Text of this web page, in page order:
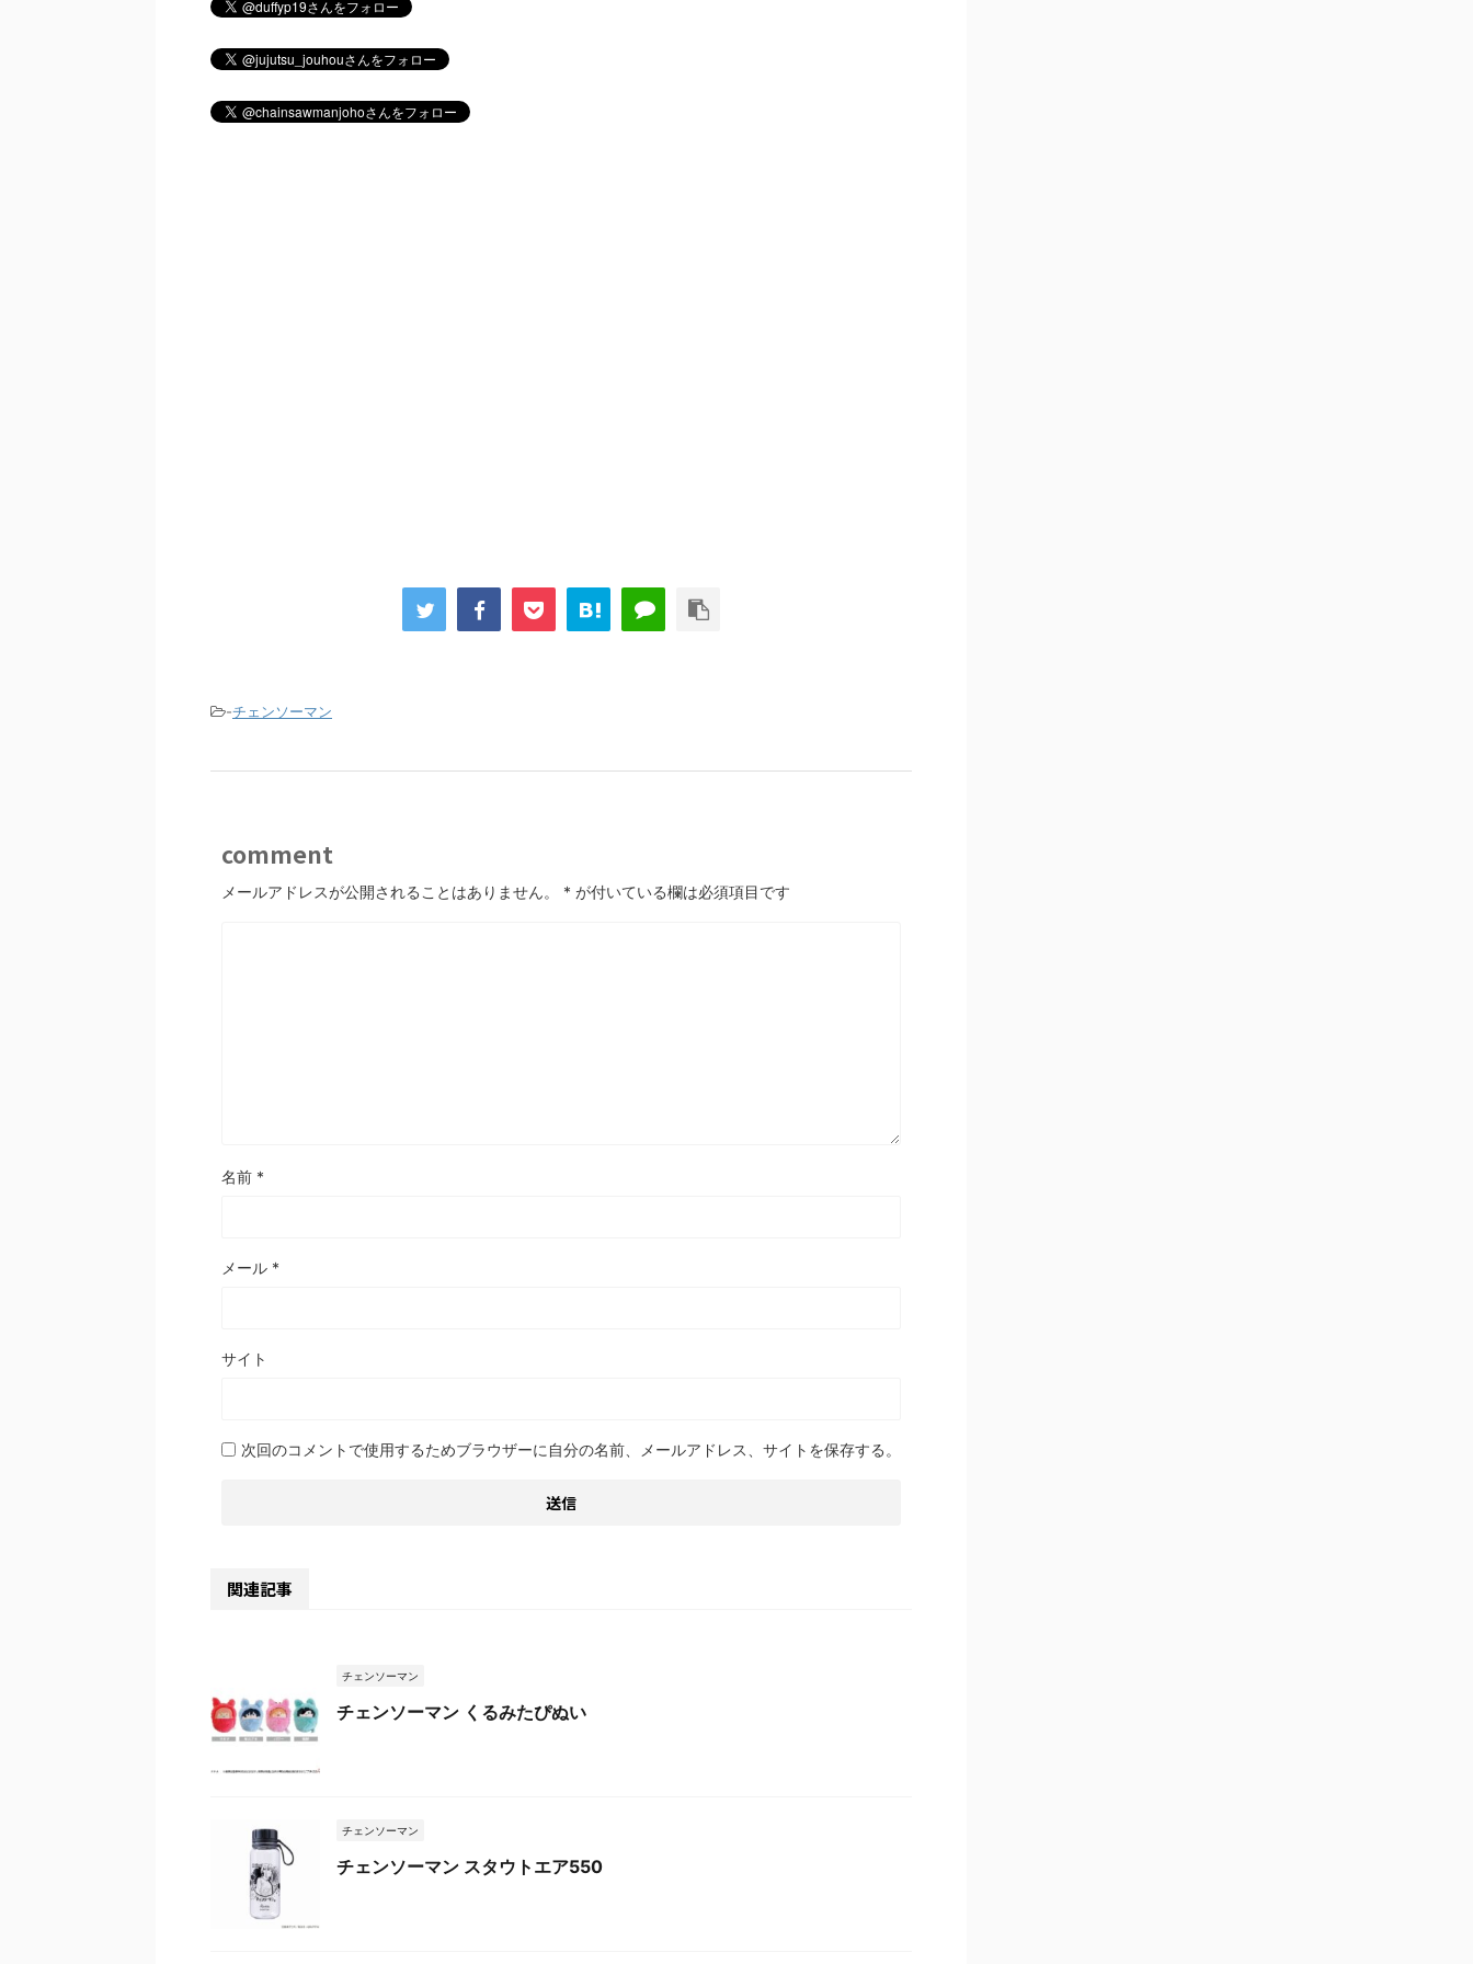
-チェンソーマン
comment
メールアドレスが公開されることはありません。 * が付いている欄は必須項目です
名前 *
メール *
サイト
次回のコメントで使用するためブラウザーに自分の名前、メールアドレス、サイトを保存する。
関連記事
チェンソーマン
チェンソーマン くるみたぴぬい
チェンソーマン
チェンソーマン スタウトエア550